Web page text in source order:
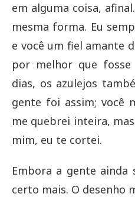
em alguma coisa,
mesma forma. Eu
e você um fiel amante
por melhor que
dias, os azulejos
gente foi assim; você
me quebrei inteira,
mim, eu te cortei.
Embora a gente ainda
certo mais. O desenho